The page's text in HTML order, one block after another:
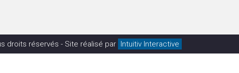
droits réservés - Site réalisé par Intuitiv Interactive